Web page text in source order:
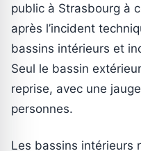
public à Strasbourg à
après l’incident
bassins intérieurs et
Seul le bassin
reprise, avec une
personnes.
Les bassins intérieurs